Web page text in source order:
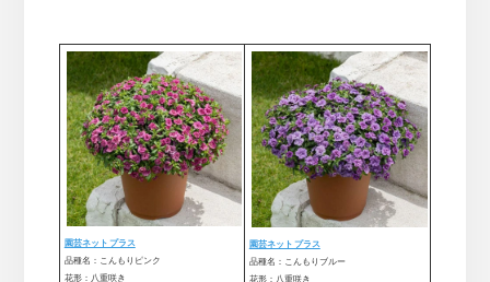
園芸ネット プラス
品種名：こんもりピンク
花形：八重咲き
園芸ネット プラス
品種名：こんもりブルー
花形：八重咲き